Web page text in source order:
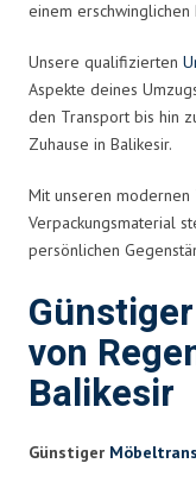
einem erschwinglichen
Unsere qualifizierten
Aspekte deines
den Transport bis hin
Zuhause in Balikesir.
Mit unseren
Verpackungsmaterial
persönlichen
von
Balikesir
Günstiger